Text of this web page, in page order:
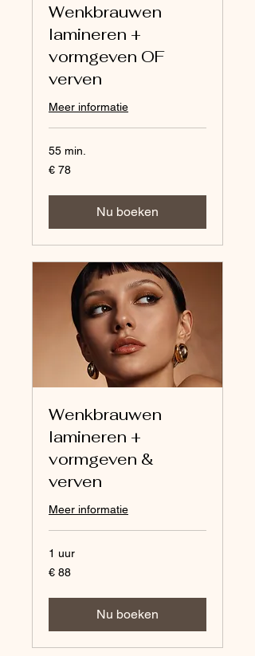
Wenkbrauwen
lamineren +
vormgeven OF
verven
Meer informatie
55 min.
78
euro
€ 78
Nu boeken
Wenkbrauwen
lamineren +
vormgeven &
verven
Meer informatie
1 uur
88
euro
€ 88
Nu boeken